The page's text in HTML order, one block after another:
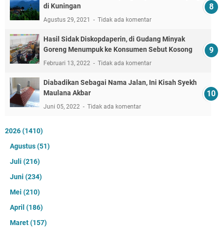
di Kuningan
Agustus 29, 2021 Tidak ada komentar
Hasil Sidak Diskopdaperin, di Gudang Minyak
Goreng Menumpuk ke Konsumen Sebut Kosong
Februari 13, 2022 Tidak ada komentar
Diabadikan Sebagai Nama Jalan, Ini Kisah Syekh
Maulana Akbar
Juni 05, 2022 Tidak ada komentar
2026(1410)
Agustus(51)
Juli (216)
Juni (234)
Mei (210)
April (186)
Maret(157)